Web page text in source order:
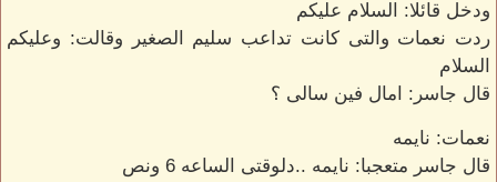
ودخل قائلا: السلام عليكم
ردت نعمات والتى كانت تداعب سليم الصغير وقالت: وعليكم
السلام
قال جاسر: امال فين سالى ؟
نعمات: نايمه
قال جاسر متعجبا: نايمه ..دلوقتى الساعه 6 ونص